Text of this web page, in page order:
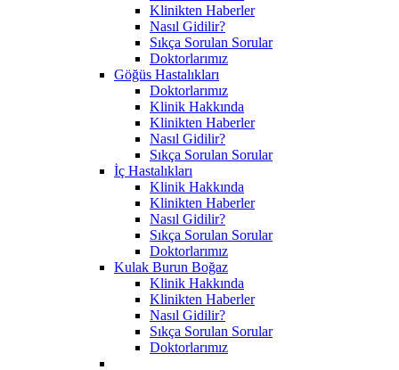
Klinikten Haberler
Nasıl Gidilir?
Sıkça Sorulan Sorular
Doktorlarımız
Göğüs Hastalıkları
Doktorlarımız
Klinik Hakkında
Klinikten Haberler
Nasıl Gidilir?
Sıkça Sorulan Sorular
İç Hastalıkları
Klinik Hakkında
Klinikten Haberler
Nasıl Gidilir?
Sıkça Sorulan Sorular
Doktorlarımız
Kulak Burun Boğaz
Klinik Hakkında
Klinikten Haberler
Nasıl Gidilir?
Sıkça Sorulan Sorular
Doktorlarımız